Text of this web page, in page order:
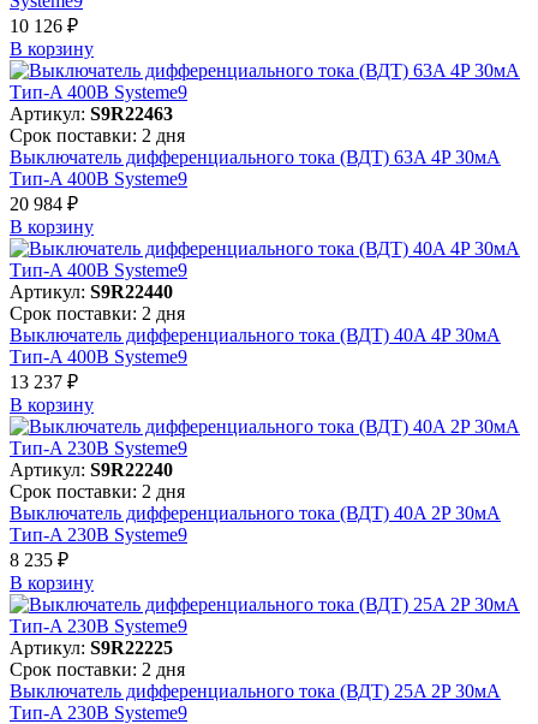
10 126 ₽
В корзинy
Артикул: S9R22463
Срок поставки: 2 дня
Выключатель дифференциального тока (ВДТ) 63A 4P 30мА
Тип-A 400В Systeme9
20 984 ₽
В корзинy
Артикул: S9R22440
Срок поставки: 2 дня
Выключатель дифференциального тока (ВДТ) 40A 4P 30мА
Тип-A 400В Systeme9
13 237 ₽
В корзинy
Артикул: S9R22240
Срок поставки: 2 дня
Выключатель дифференциального тока (ВДТ) 40A 2P 30мА
Тип-A 230В Systeme9
8 235 ₽
В корзинy
Артикул: S9R22225
Срок поставки: 2 дня
Выключатель дифференциального тока (ВДТ) 25A 2P 30мА
Тип-A 230В Systeme9